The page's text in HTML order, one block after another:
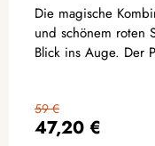
47,20 €
59 €
Die magische
und schönem roten
Blick ins Auge. Der